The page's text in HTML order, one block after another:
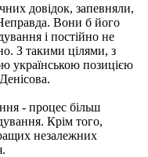
довідок, запевняли,
Вони б його
і постійно не
З такими цілями, з
українською позицією
- процес більш
Крім того,
незалежних